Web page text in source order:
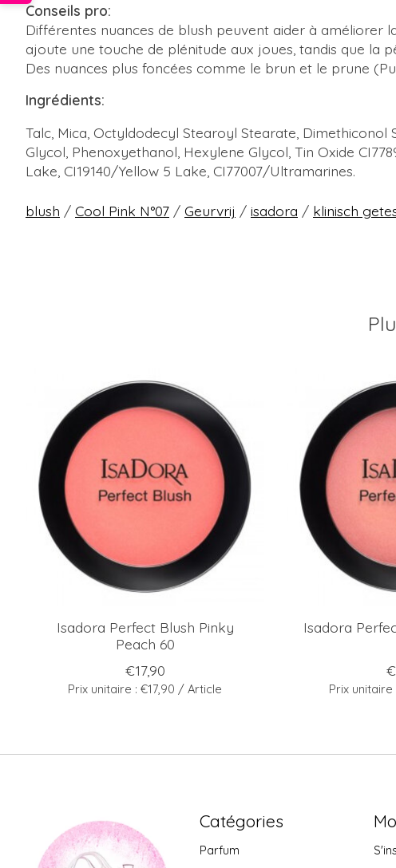
Conseils pro:
Différentes nuances de blush peuvent aider à
ajoute une touche de plénitude aux joues, tandis que la
Des nuances plus foncées comme le brun et le prune
Ingrédients:
Talc, Mica, Octyldodecyl Stearoyl Stearate,
Glycol, Phenoxyethanol, Hexylene Glycol, Tin Oxide
Lake, CI19140/Yellow 5 Lake, CI77007/Ultramarines.
blush / Cool Pink N°07 / Geurvrij / isadora / klinisch
Articles du carrousel de produits
Isadora Perfect Blush Pinky
Peach 60
€17,90
Prix unitaire : €17,90 / Article
Isadora
Prix
Catégories
Parfum